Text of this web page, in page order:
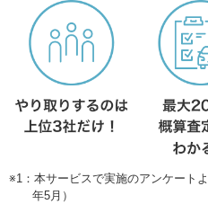
※1：本サービスで実施のアンケート
年5月）